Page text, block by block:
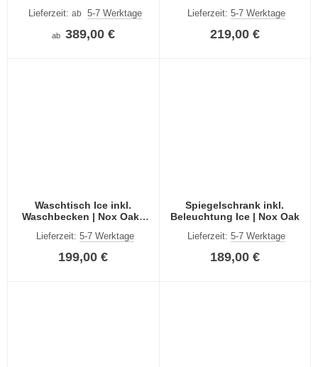
Lieferzeit: ab 5-7 Werktage
ab 389,00 €
Lieferzeit:5-7 Werktage
219,00 €
Waschtisch Ice inkl.
Waschbecken | Nox Oak /
Lieferzeit: 5-7 Werktage
199,00 €
Spiegelschrank inkl.
Beleuchtung Ice | Nox Oak
Lieferzeit:5-7 Werktage
189,00 €